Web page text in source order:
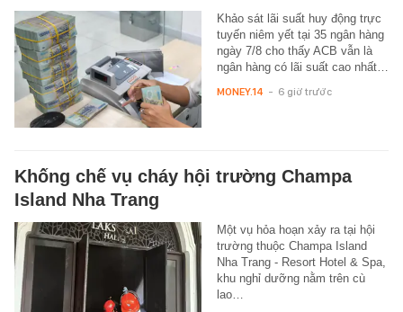
Khảo sát lãi suất huy động trực
tuyến niêm yết tại 35 ngân hàng
ngày 7/8 cho thấy ACB vẫn là
ngân hàng có lãi suất cao nhất…
MONEY.14 - 6 giờ trước
Khống chế vụ cháy hội trường Champa
Island Nha Trang
Một vụ hỏa hoạn xảy ra tại hội
trường thuộc Champa Island
Nha Trang - Resort Hotel & Spa,
khu nghỉ dưỡng nằm trên cù
lao…